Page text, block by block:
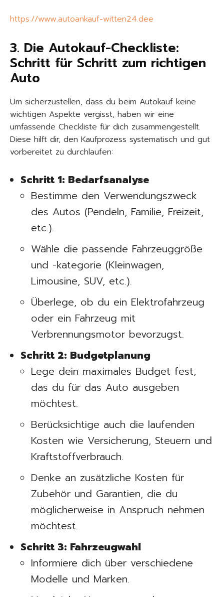
https://www.autoankauf-witten24.dee
3. Die Autokauf-Checkliste:
Schritt für Schritt zum richtigen
Auto
Um sicherzustellen, dass du beim Autokauf keine
wichtigen Aspekte vergisst, haben wir eine
umfassende Checkliste für dich zusammengestellt.
Diese hilft dir, den Kaufprozess systematisch und gut
vorbereitet zu durchlaufen:
Schritt 1: Bedarfsanalyse
Bestimme den Verwendungszweck
des Autos (Pendeln, Familie, Freizeit,
etc.).
Wähle die passende Fahrzeuggröße
und -kategorie (Kleinwagen,
Limousine, SUV, etc.).
Überlege, ob du ein Elektrofahrzeug
oder ein Fahrzeug mit
Verbrennungsmotor bevorzugst.
Schritt 2: Budgetplanung
Lege dein maximales Budget fest,
das du für das Auto ausgeben
möchtest.
Berücksichtige auch die laufenden
Kosten wie Versicherung, Steuern und
Kraftstoffverbrauch.
Denke an zusätzliche Kosten für
Zubehör und Garantien, die du
möglicherweise in Anspruch nehmen
möchtest.
Schritt 3: Fahrzeugwahl
Informiere dich über verschiedene
Modelle und Marken.